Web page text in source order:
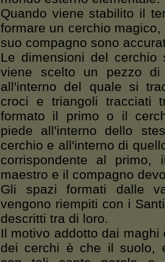
Quando viene stabilito il
formare un cerchio
suo compagno sono
Le dimensioni del cerchio
viene scelto un pezzo
all'interno del quale si
croci e triangoli tracciati
formato il primo o il
piede all'interno dello
cerchio e all'interno di
corrispondente al
maestro e il compagno
Gli spazi formati dalle
vengono riempiti con i
descritti tra di loro.
Il motivo addotto dai
dei cerchi è che il suolo,